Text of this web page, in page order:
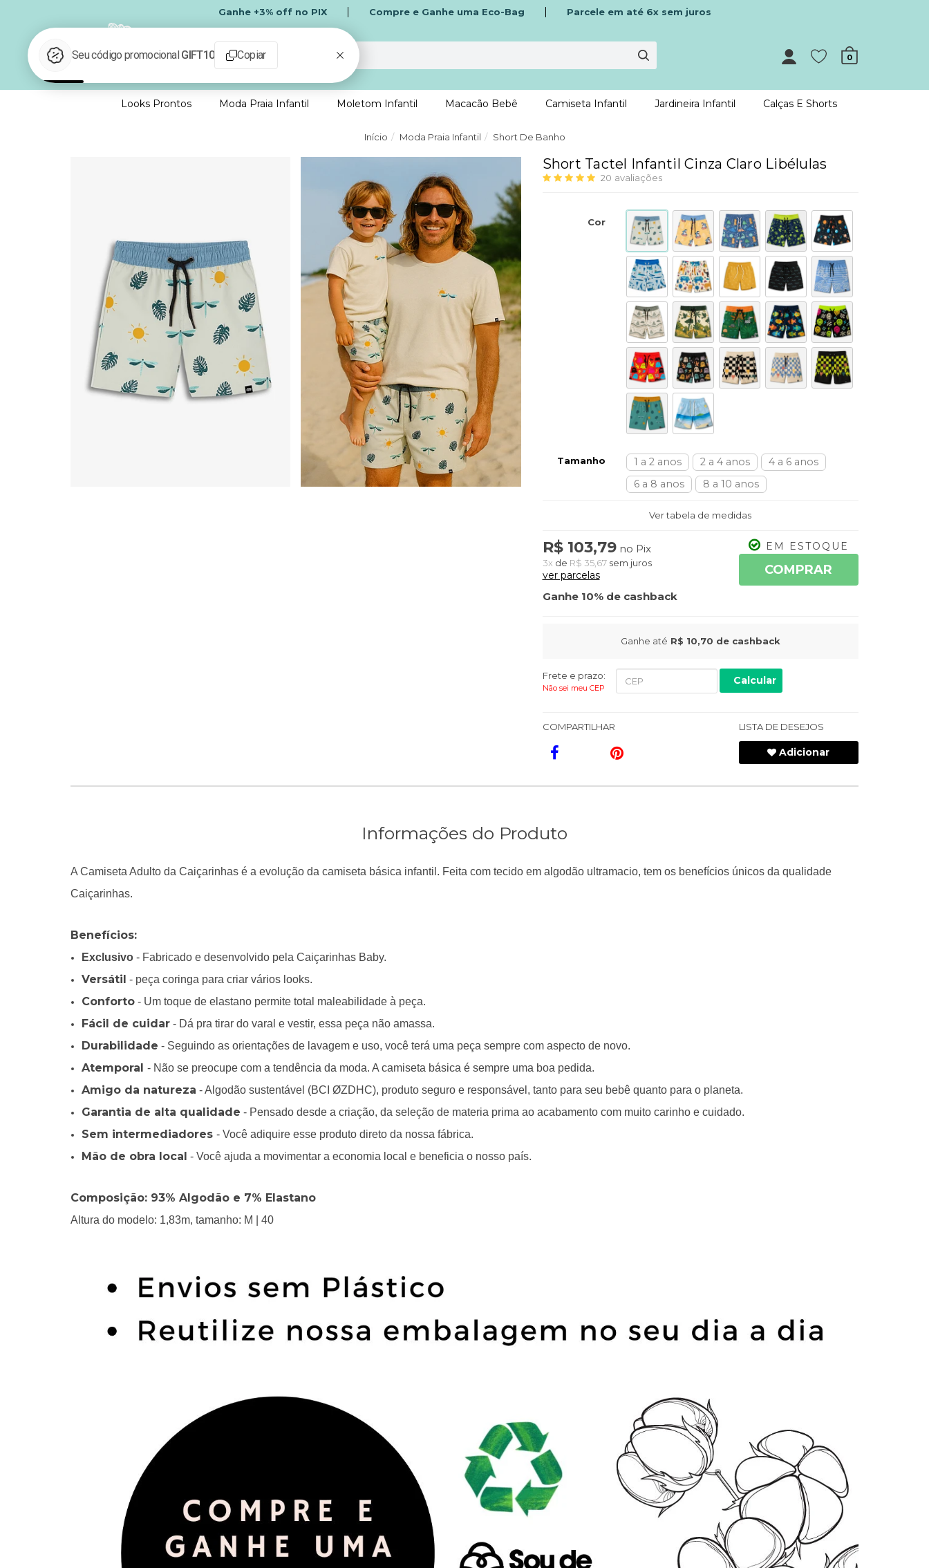
Ganhe +3% offno PIX Compre e Ganhe uma Eco-Bag Parcele em até 6x sem juros
0
Looks Prontos Moda Praia Infantil Moletom Infantil Macacão Bebê Camiseta Infantil Jardineira Infantil Calças E Shorts
Início Moda Praia Infantil Short De Banho
Short Tactel Infantil Cinza Claro Libélulas
20 avaliações
Cor
Tamanho 1 a 2 anos 2 a 4 anos
4 a 6 anos
6 a 8 anos
8 a 10 anos
Ver tabela de medidas
R$ 103,79no Pix
3x de R$ 35,67sem juros
ver parcelas
Ganhe 10% de cashback
EM ESTOQUE
COMPRAR
Ganhe até R$ 10,70 de cashback
Frete e prazo:
Não sei meu CEP
Calcular
COMPARTILHAR LISTA DE DESEJOS
Adicionar
Informações do Produto
A Camiseta Adulto da Caiçarinhas é a evolução da camiseta básica infantil. Feita com tecido em algodão ultramacio, tem os benefícios únicos da qualidade
Caiçarinhas.
Benefícios:
Exclusivo - Fabricado e desenvolvido pela Caiçarinhas Baby.
Versátil - peça coringa para criar vários looks.
Conforto - Um toque de elastano permite total maleabilidade à peça.
Fácil de cuidar - Dá pra tirar do varal e vestir, essa peça não amassa.
Durabilidade - Seguindo as orientações de lavagem e uso, você terá uma peça sempre com aspecto de novo.
Atemporal - Não se preocupe com a tendência da moda. A camiseta básica é sempre uma boa pedida.
Amigo da natureza - Algodão sustentável (BCI ØZDHC), produto seguro e responsável, tanto para seu bebê quanto para o planeta.
Garantia de alta qualidade - Pensado desde a criação, da seleção de materia prima ao acabamento com muito carinho e cuidado.
Sem intermediadores - Você adiquire esse produto direto da nossa fábrica.
Mão de obra local - Você ajuda a movimentar a economia local e beneficia o nosso país.
Composição: 93% Algodão e 7% Elastano
Altura do modelo: 1,83m, tamanho: M | 40